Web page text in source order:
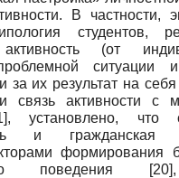
В частности,
студентов,
(от
ситуации
за их результат на
и связь активности с
, установлено, что
и гражданская
формирования
поведения
[20]